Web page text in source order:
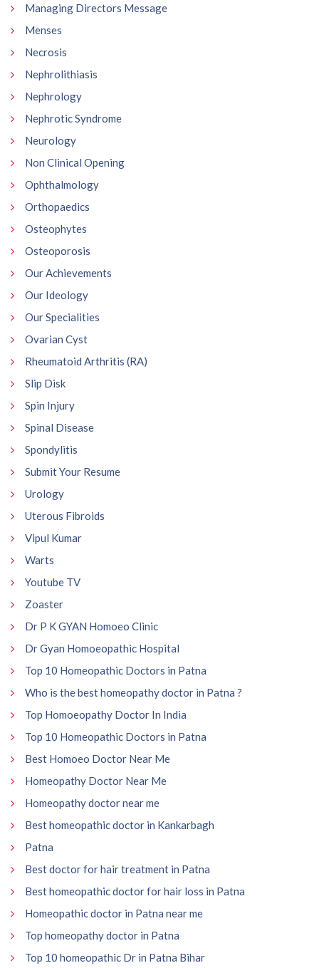
Managing Directors Message
Menses
Necrosis
Nephrolithiasis
Nephrology
Nephrotic Syndrome
Neurology
Non Clinical Opening
Ophthalmology
Orthopaedics
Osteophytes
Osteoporosis
Our Achievements
Our Ideology
Our Specialities
Ovarian Cyst
Rheumatoid Arthritis (RA)
Slip Disk
Spin Injury
Spinal Disease
Spondylitis
Submit Your Resume
Urology
Uterous Fibroids
Vipul Kumar
Warts
Youtube TV
Zoaster
Dr P K GYAN Homoeo Clinic
Dr Gyan Homoeopathic Hospital
Top 10 Homeopathic Doctors in Patna
Who is the best homeopathy doctor in Patna ?
Top Homoeopathy Doctor In India
Top 10 Homeopathic Doctors in Patna
Best Homoeo Doctor Near Me
Homeopathy Doctor Near Me
Homeopathy doctor near me
Best homeopathic doctor in Kankarbagh
Patna
Best doctor for hair treatment in Patna
Best homeopathic doctor for hair loss in Patna
Homeopathic doctor in Patna near me
Top homeopathy doctor in Patna
Top 10 homeopathic Dr in Patna Bihar